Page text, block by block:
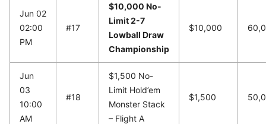
Jun 02
02:00
PM
#17
$10,000 No-
Limit 2-7
Lowball Draw
Championship
$10,000
Jun
03
10:00
AM
#18
$1,500 No-
Limit Hold’em
Monster Stack
– Flight A
$1,500